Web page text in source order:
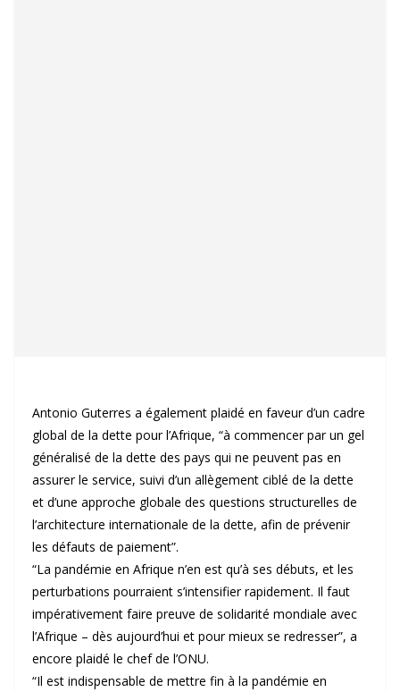
Antonio Guterres a également plaidé en faveur d’un cadre
global de la dette pour l’Afrique, “à commencer par un gel
généralisé de la dette des pays qui ne peuvent pas en
assurer le service, suivi d’un allègement ciblé de la dette
et d’une approche globale des questions structurelles de
l’architecture internationale de la dette, afin de prévenir
les défauts de paiement”.
“La pandémie en Afrique n’en est qu’à ses débuts, et les
perturbations pourraient s’intensifier rapidement. Il faut
impérativement faire preuve de solidarité mondiale avec
l’Afrique – dès aujourd’hui et pour mieux se redresser”, a
encore plaidé le chef de l’ONU.
“Il est indispensable de mettre fin à la pandémie en